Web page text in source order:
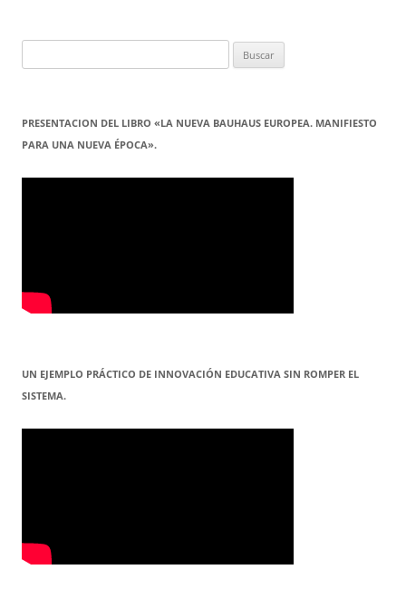
PRESENTACION DEL LIBRO «LA NUEVA BAUHAUS EUROPEA. MANIFIESTO
PARA UNA NUEVA ÉPOCA».
UN EJEMPLO PRÁCTICO DE INNOVACIÓN EDUCATIVA SIN ROMPER EL
SISTEMA.